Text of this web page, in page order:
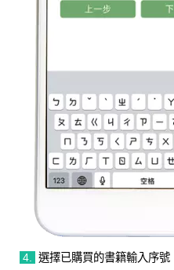
4. 選擇已購買的書籍輸入序號